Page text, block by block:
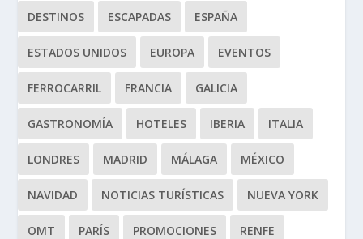
DESTINOS ESCAPADAS ESPAÑA
ESTADOS UNIDOS EUROPA EVENTOS
FERROCARRIL FRANCIA GALICIA
GASTRONOMÍA HOTELES IBERIA ITALIA
LONDRES MADRID MÁLAGA MÉXICO
NAVIDAD NOTICIAS TURÍSTICAS NUEVA YORK
OMT PARÍS PROMOCIONES RENFE